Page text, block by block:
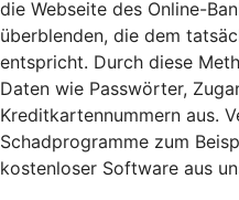
die Webseite des Online-
überblenden, die dem
entspricht. Durch diese
Daten wie Passwörter,
Kreditkartennummern aus.
Schadprogramme zum
kostenloser Software aus